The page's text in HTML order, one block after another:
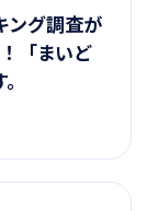
ング調査が
「まいど